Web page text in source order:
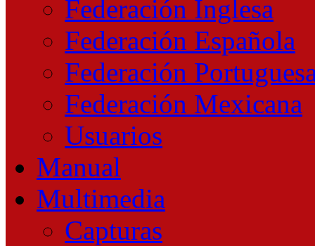
Federación Inglesa
Federación Española
Federación
Federación Mexicana
Usuarios
Manual
Multimedia
Capturas